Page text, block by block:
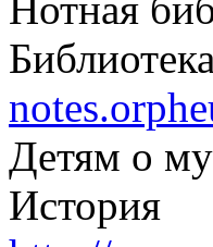
Нотная
Детям о